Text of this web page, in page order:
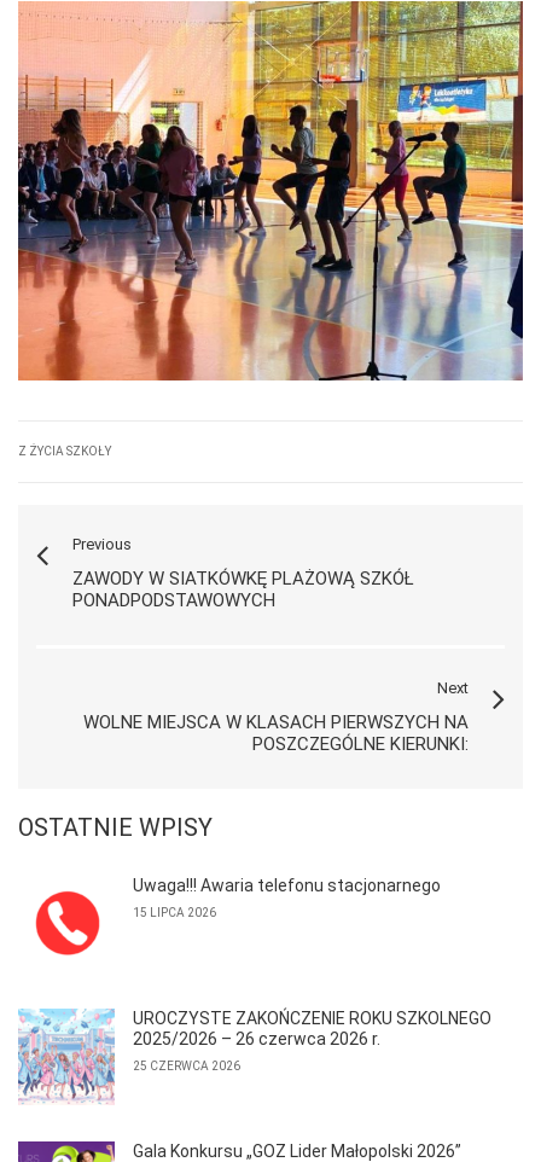
Z ŻYCIA SZKOŁY
Previous
ZAWODY W SIATKÓWKĘ PLAŻOWĄ SZKÓŁ
PONADPODSTAWOWYCH
Next
WOLNE MIEJSCA W KLASACH PIERWSZYCH NA
POSZCZEGÓLNE KIERUNKI:
OSTATNIE WPISY
Uwaga!!! Awaria telefonu stacjonarnego
15 LIPCA 2026
UROCZYSTE ZAKOŃCZENIE ROKU SZKOLNEGO
2025/2026 – 26 czerwca 2026 r.
25 CZERWCA 2026
Gala Konkursu „GOZ Lider Małopolski 2026”